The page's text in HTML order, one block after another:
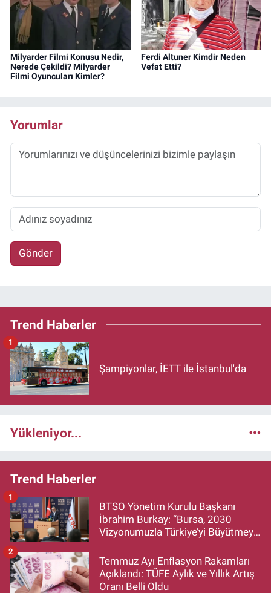
Milyarder Filmi Konusu Nedir,
Nerede Çekildi? Milyarder
Filmi Oyuncuları Kimler?
Ferdi Altuner Kimdir Neden
Vefat Etti?
Yorumlar
Gönder
Trend Haberler
Şampiyonlar, İETT ile İstanbul'da
1
Yükleniyor...
Trend Haberler
BTSO Yönetim Kurulu Başkanı
İbrahim Burkay: “Bursa, 2030
Vizyonumuzla Türkiye’yi Büyütmeye
1
Temmuz Ayı Enflasyon Rakamları
Açıklandı: TÜFE Aylık ve Yıllık Artış
Oranı Belli Oldu
2